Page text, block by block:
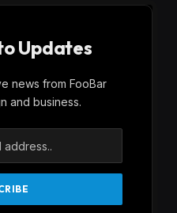
Updates
news from FooBar
and business.